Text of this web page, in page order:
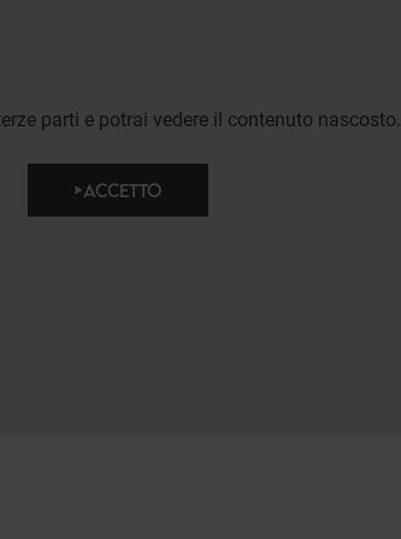
parti e potrai vedere il contenuto
ACCETTO